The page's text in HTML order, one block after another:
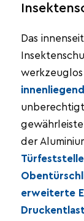
Das
der
erweiterte